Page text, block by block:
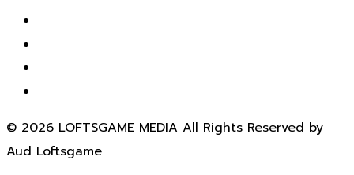
© 2026 LOFTSGAME MEDIA All Rights Reserved by
Aud Loftsgame